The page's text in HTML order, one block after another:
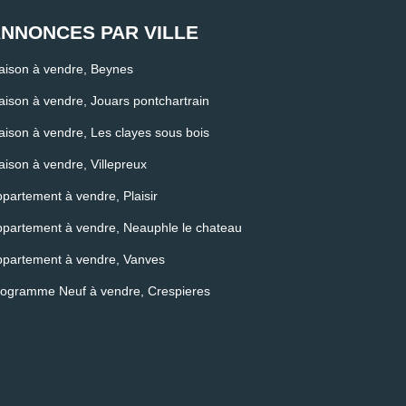
PAR VILLE
à vendre, Beynes
à vendre, Jouars pontchartrain
à vendre, Les clayes sous bois
à vendre, Villepreux
à vendre, Plaisir
à vendre, Neauphle le chateau
à vendre, Vanves
Neuf à vendre, Crespieres